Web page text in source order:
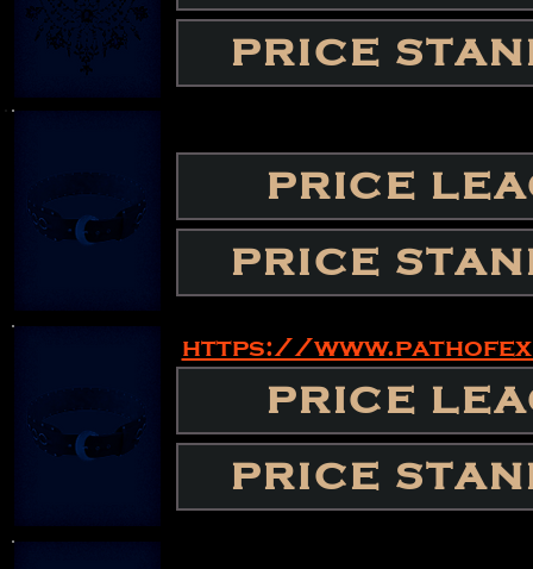
PRICE
PRICE
PRICE
https://
PRICE
PRICE